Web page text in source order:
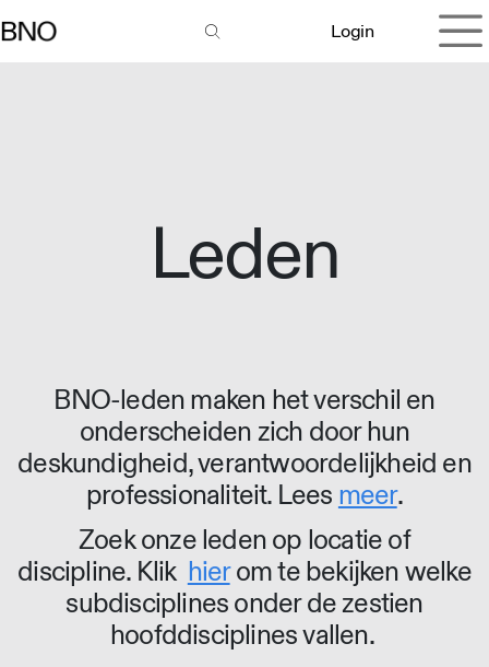
Login
Leden
BNO-leden maken het verschil en
onderscheiden zich door hun
deskundigheid, verantwoordelijkheid en
professionaliteit. Lees meer.
Zoek onze leden op locatie of
discipline. Klik hierom te bekijken welke
subdisciplines onder de zestien
hoofddisciplines vallen.